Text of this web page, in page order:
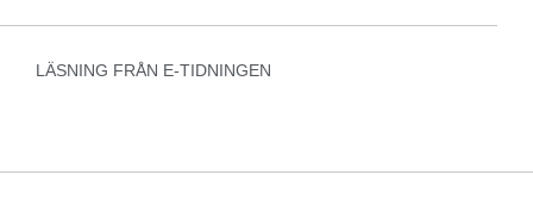
LÄSNING FRÅN E-TIDNINGEN